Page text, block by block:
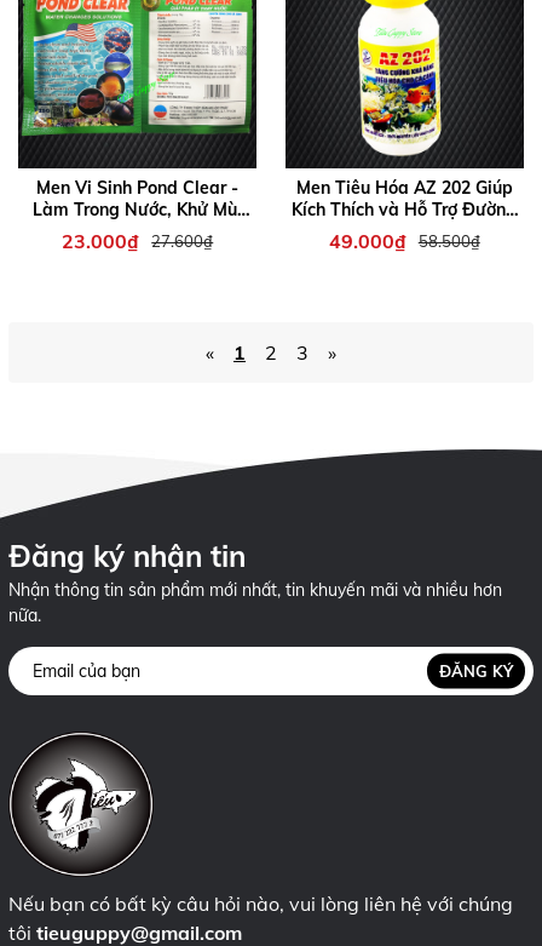
Men Vi Sinh Pond Clear -
Làm Trong Nước, Khử Mùi
Hôi Tanh
23.000₫ 27.600₫
Men Tiêu Hóa AZ 202 Giúp
Kích Thích và Hỗ Trợ Đường
Tiêu Hóa Cho Cá
49.000₫ 58.500₫
« 1 2 3 »
Đăng ký nhận tin
Nhận thông tin sản phẩm mới nhất, tin khuyến mãi và nhiều hơn
nữa.
ĐĂNG KÝ
Nếu bạn có bất kỳ câu hỏi nào, vui lòng liên hệ với chúng
tôi tieuguppy@gmail.com